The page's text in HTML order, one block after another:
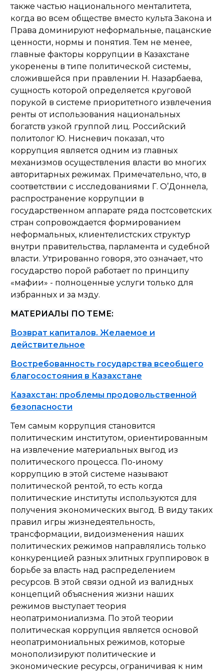
также частью национального менталитета,
когда во всем обществе вместо культа Закона и
Права доминируют неформальные, пацанские
ценности, нормы и понятия. Тем не менее,
главные факторы коррупции в Казахстане
укоренены в типе политической системы,
сложившейся при правлении Н. Назарбаева,
сущность которой определяется круговой
порукой в системе приоритетного извлечения
ренты от использования национальных
богатств узкой группой лиц. Российский
политолог Ю. Нисневич показал, что
коррупция является одним из главных
механизмов осуществления власти во многих
авторитарных режимах. Примечательно, что, в
соответствии с исследованиями Г. О’Доннела,
распространение коррупции в
государственном аппарате ряда постсоветских
стран сопровождается формированием
неформальных, клиентелистских структур
внутри правительства, парламента и судебной
власти. Утрированно говоря, это означает, что
государство порой работает по принципу
«мафии» - полноценные услуги только для
избранных и за мзду.
МАТЕРИАЛЫ ПО ТЕМЕ:
Возврат капиталов. Желаемое и
действительное
Востребованность государства всеобщего
благосостояния в Казахстане
Казахстан: проблемы продовольственной
безопасности
Тем самым коррупция становится
политическим институтом, ориентированным
на извлечение материальных выгод из
политического процесса. По-иному
коррупцию в этой системе называют
политической рентой, то есть когда
политические институты используются для
получения экономических выгод. В виду таких
правил игры жизнедеятельность,
трансформации, видоизменения наших
политических режимов направлялись только
конкуренцией разных элитных группировок в
борьбе за власть над распределением
ресурсов. В этой связи одной из валидных
концепций объяснения жизни наших
режимов выступает теория
неопатримониализма. По этой теории
политическая коррупция является основой
неопатримониальных режимов, которые
монополизируют политические и
экономические ресурсы, ограничивая к ним